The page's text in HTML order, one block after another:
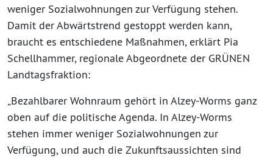
weniger Sozialwohnungen zur Verfügung stehen.
Damit der Abwärtstrend gestoppt werden kann,
braucht es entschiedene Maßnahmen, erklärt Pia
Schellhammer, regionale Abgeordnete der GRÜNEN
Landtagsfraktion:
„Bezahlbarer Wohnraum gehört in Alzey-Worms ganz
oben auf die politische Agenda. In Alzey-Worms
stehen immer weniger Sozialwohnungen zur
Verfügung, und auch die Zukunftsaussichten sind